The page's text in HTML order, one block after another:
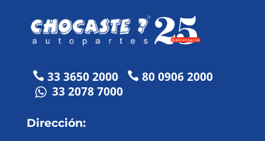
 33 3650 2000  80 0906 2000
33 2078 7000
Dirección: